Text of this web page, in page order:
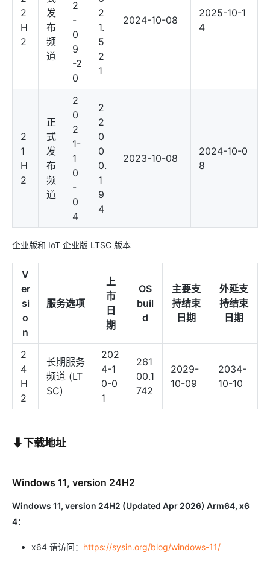
2
H
2
发
布
频
道
2
-
0
9
-2
0
2
1.
5
2
1
2024-10-08
2025-10-1
4
2
1
H
2
正
式
发
布
频
道
2
0
2
1-
1
0
-
0
4
2
2
0
0
0.
1
9
4
2023-10-08
2024-10-0
8
企业版和 IoT 企业版 LTSC 版本
V
er
si
o
n
服务选项
上
市
日
期
OS
buil
d
主要支
持结束
日期
外延支
持结束
日期
2
4
H
2
长期服务
频道 (LT
SC)
202
4-1
0-0
1
261
00.1
742
2029-
10-09
2034-
10-10
⬇下载地址
Windows 11, version 24H2
Windows 11, version 24H2 (Updated Apr 2026) Arm64, x6
4：
x64 请访问： https://sysin.org/blog/windows-11/